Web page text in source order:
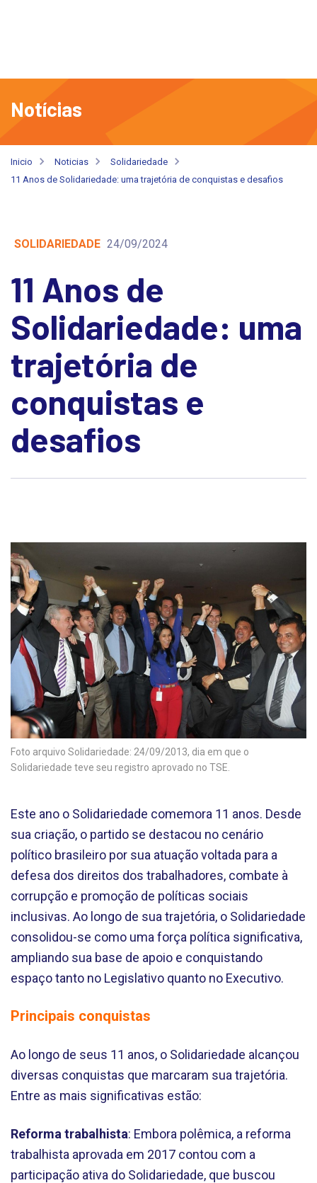
Notícias
Inicio Noticias
Solidariedade
11 Anos de Solidariedade: uma trajetória de conquistas e desafios
SOLIDARIEDADE 24/09/2024
11 Anos de
Solidariedade: uma
trajetória de
conquistas e
desafios
Foto arquivo Solidariedade: 24/09/2013, dia em que o
Solidariedade teve seu registro aprovado no TSE.
Este ano o Solidariedade comemora 11 anos. Desde
sua criação, o partido se destacou no cenário
político brasileiro por sua atuação voltada para a
defesa dos direitos dos trabalhadores, combate à
corrupção e promoção de políticas sociais
inclusivas. Ao longo de sua trajetória, o Solidariedade
consolidou-se como uma força política significativa,
ampliando sua base de apoio e conquistando
espaço tanto no Legislativo quanto no Executivo.
Principais conquistas
Ao longo de seus 11 anos, o Solidariedade alcançou
diversas conquistas que marcaram sua trajetória.
Entre as mais significativas estão:
Reforma trabalhista: Embora polêmica, a reforma
trabalhista aprovada em 2017 contou com a
participação ativa do Solidariedade, que buscou